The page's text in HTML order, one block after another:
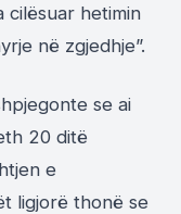
cilësuar hetimin
në zgjedhje”.
se ai
20 ditë
e
ligjorë thonë se